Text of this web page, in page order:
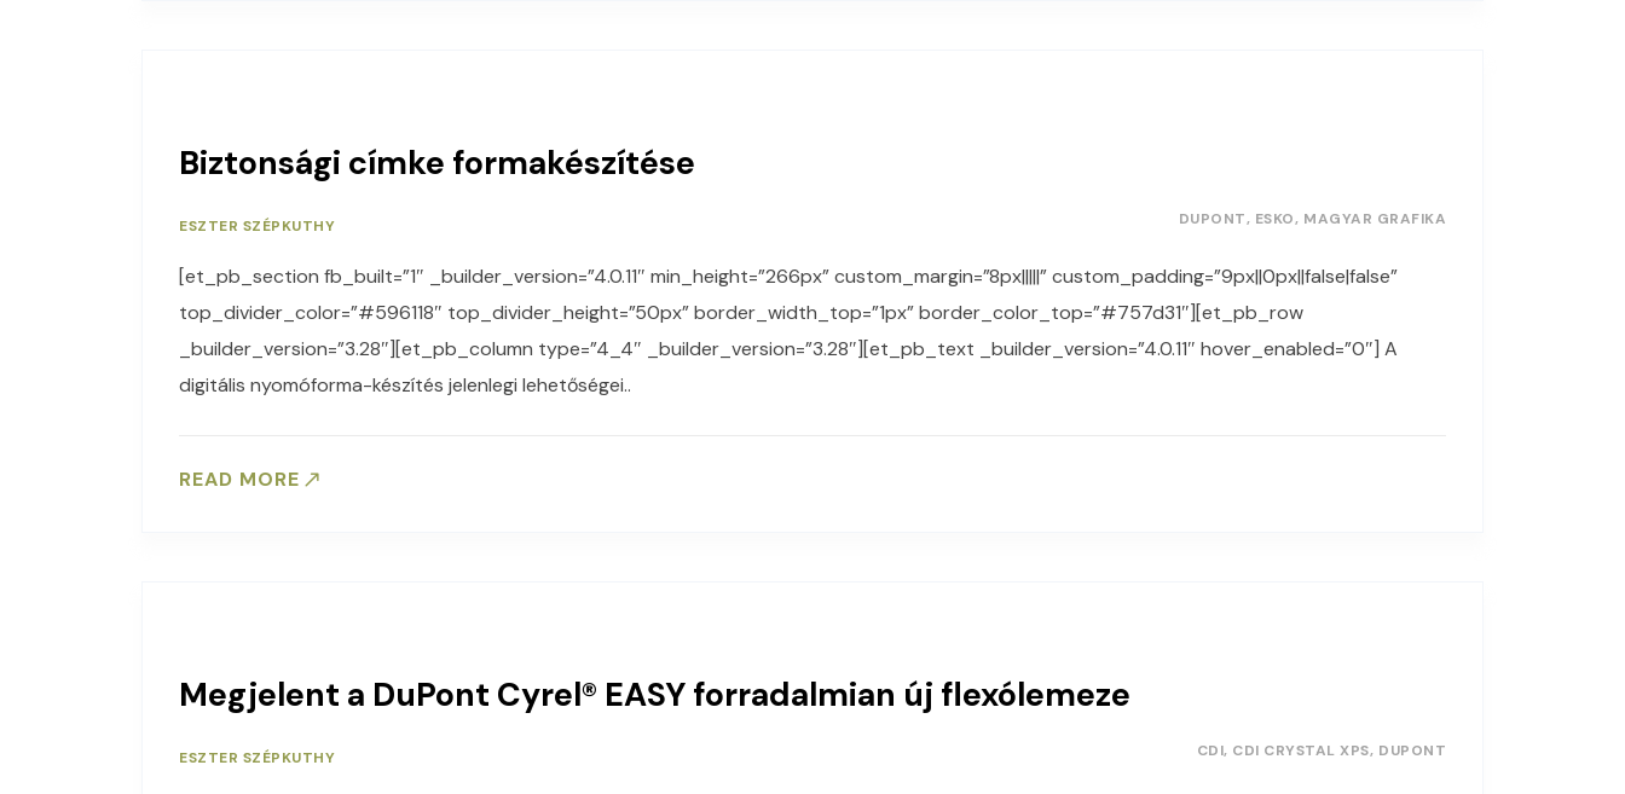
Biztonsági címke formakészítése
ESZTER SZÉPKUTHY DUPONT ESKO MAGYAR GRAFIKA
[et_pb_section fb_built=”1″ _builder_version=”4.0.11″ min_height=”266px” custom_margin=”8px|||||” custom_padding=”9px||0px||false|false”
top_divider_color=”#596118″ top_divider_height=”50px” border_width_top=”1px” border_color_top=”#757d31″][et_pb_row
_builder_version=”3.28″][et_pb_column type=”4_4″ _builder_version=”3.28″][et_pb_text _builder_version=”4.0.11″ hover_enabled=”0″] A
digitális nyomóforma-készítés jelenlegi lehetőségei..
READ MORE
Megjelent a DuPont Cyrel® EASY forradalmian új flexólemeze
ESZTER SZÉPKUTHY CDI CDI CRYSTAL XPS DUPONT